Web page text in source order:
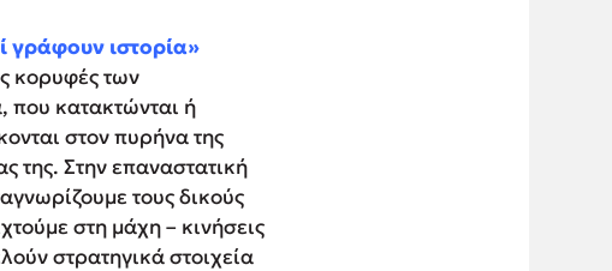
γράφουν ιστορία»
κορυφές των
που κατακτώνται ή
στον πυρήνα της
της. Στην επαναστατική
τους δικούς
στη μάχη – κινήσεις
στρατηγικά στοιχεία